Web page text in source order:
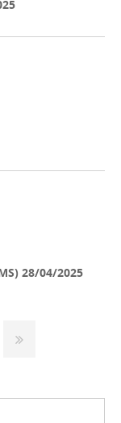
28/04/2025